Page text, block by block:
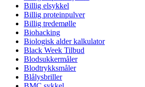
Billig elsykkel
Billig proteinpulver
Billig tredemølle
Biohacking
Biologisk alder kalkulator
Black Week Tilbud
Blodsukkermåler
Blodtrykksmåler
Blålysbriller